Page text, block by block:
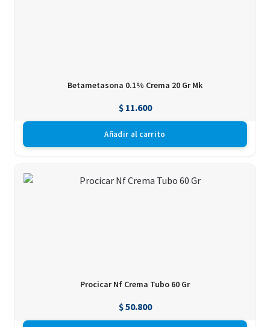
Betametasona 0.1% Crema 20 Gr Mk
$11.600
Añadir al carrito
Procicar Nf Crema Tubo 60 Gr
$50.800